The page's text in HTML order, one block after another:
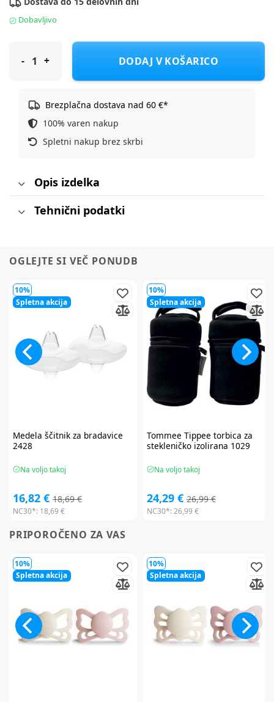
Dobavljivo
Frigg tolažilna duda - silikon Lucky simetrična 6-18 m cream/
DODAJ V KOŠARICO
Brezplačna dostava nad 60 €*
100% varen nakup
Spletni nakup brez skrbi
Opis izdelka
Tehnični podatki
OGLEJTE SI VEČ PONUDB
10%
Spletna akcija
Medela ščitnik za bradavice
2428
Na voljo takoj
16,82 € 18,69 €
NC30*: 18,69 €
10%
Spletna akcija
Tommee Tippee torbica za
stekleničko izolirana 1029
Na voljo takoj
24,29 € 26,99 €
NC30*:26,99 €
PRIPOROČENO ZA VAS
10%
Spletna akcija
10%
Spletna akcija